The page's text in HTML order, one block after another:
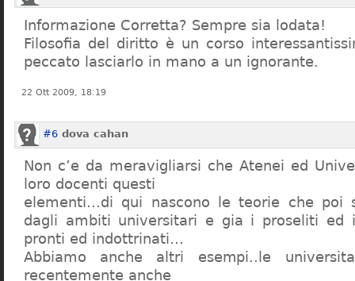
Informazione Corretta? Sempre sia lodata!
Filosofia del diritto è un corso
peccato lasciarlo in mano a un ignorante.
22 Ott 2009, 18:19
#6 dova cahan
Non c’e da meravigliarsi che Atenei ed
loro docenti questi
elementi…di qui nascono le teorie che poi
dagli ambiti universitari e gia i proseliti ed
pronti ed indottrinati…
Abbiamo anche altri esempi..le
recentemente anche